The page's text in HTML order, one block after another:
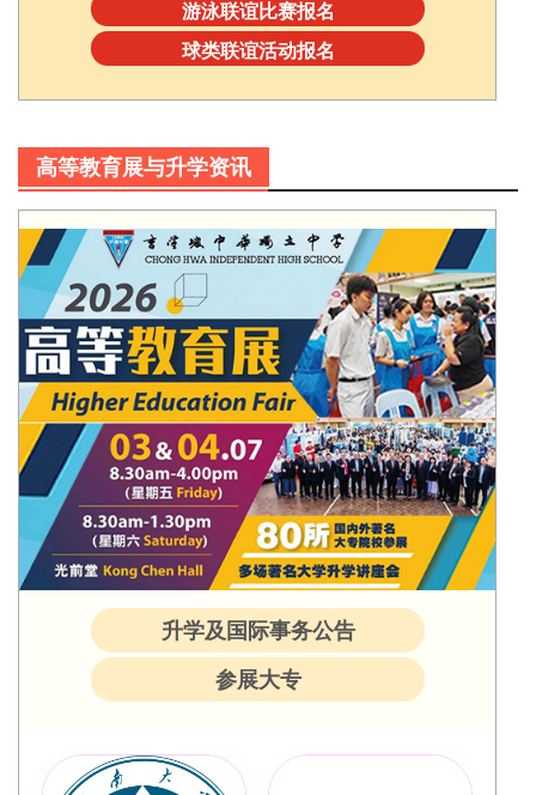
游泳联谊比赛报名
球类联谊活动报名
高等教育展与升学资讯
升学及国际事务公告
参展大专